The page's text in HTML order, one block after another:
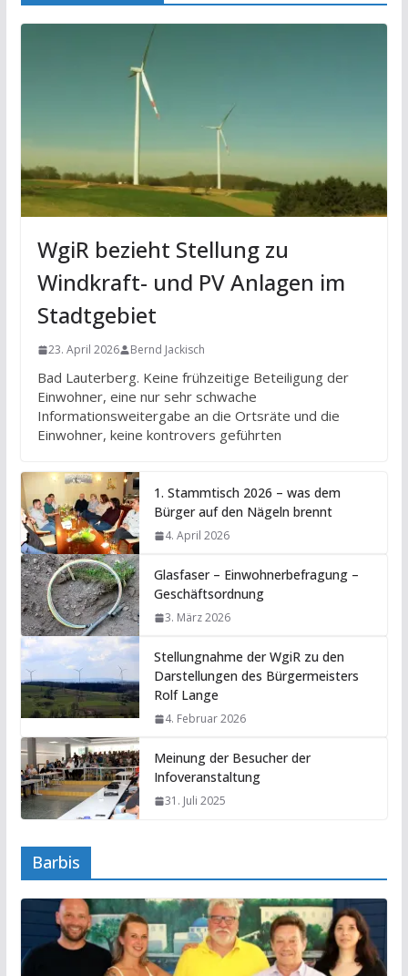
WgiR bezieht Stellung zu
Windkraft- und PV Anlagen im
Stadtgebiet
23. April 2026 Bernd Jackisch
Bad Lauterberg. Keine frühzeitige Beteiligung der
Einwohner, eine nur sehr schwache
Informationsweitergabe an die Ortsräte und die
Einwohner, keine kontrovers geführten
1. Stammtisch 2026 – was dem
Bürger auf den Nägeln brennt
4. April 2026
Glasfaser – Einwohnerbefragung –
Geschäftsordnung
3. März 2026
Stellungnahme der WgiR zu den
Darstellungen des Bürgermeisters
Rolf Lange
4. Februar 2026
Meinung der Besucher der
Infoveranstaltung
31. Juli 2025
Barbis